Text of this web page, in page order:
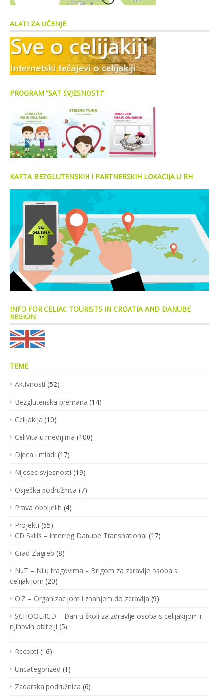
ALATI ZA UČENJE
PROGRAM “SAT SVJESNOSTI”
KARTA BEZGLUTENSKIH I PARTNERSKIH LOKACIJA U RH
INFO FOR CELIAC TOURISTS IN CROATIA AND DANUBE
REGION
TEME
Aktivnosti (52)
Bezglutenska prehrana (14)
Celijakija (10)
CeliVita u medijima (100)
Djeca i mladi (17)
Mjesec svjesnosti (19)
Osječka podružnica (7)
Prava oboljelih (4)
Projekti (65)
CD Skills – Interreg Danube Transnational (17)
Grad Zagreb (8)
NuT – Ni u tragovima – Brigom za zdravlje osoba s
celijakijom (20)
OiZ – Organizacijom i znanjem do zdravlja (9)
SCHOOL4CD – Dan u školi za zdravlje osoba s celijakijom i
njihovih obitelji (5)
Recepti (16)
Uncategorized (1)
Zadarska podružnica (6)